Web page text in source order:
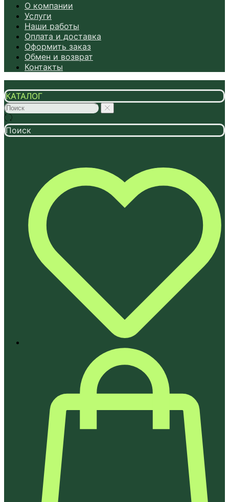
О компании
Услуги
Наши работы
Оплата и доставка
Оформить заказ
Обмен и возврат
Контакты
КАТАЛОГ
Поиск